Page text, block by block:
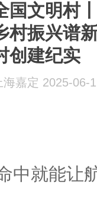
国文明村
村振兴谱
创建纪实
海嘉定 2025-06-
中就能让